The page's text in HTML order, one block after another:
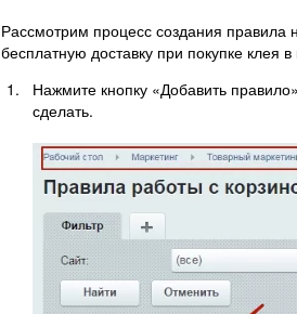
Рассмотрим процесс создания правила
бесплатную доставку при покупке клея в
Нажмите кнопку «Добавить
сделать.